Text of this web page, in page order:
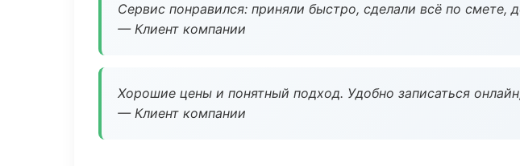
Сервис понравился: приняли быстро, сделали всё по смете,
— Клиент компании
Хорошие цены и понятный подход. Удобно записаться
— Клиент компании